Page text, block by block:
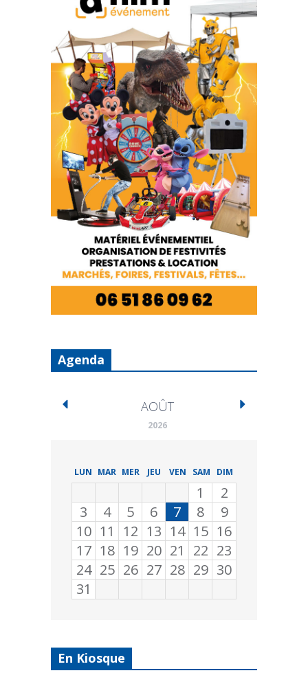
Agenda
AOÛT
2026
LUN MAR MER JEU VEN SAM DIM
1
2
3
4 5 6 7 8
9
10 11 12 13 14 15 16
17 18 19 20 21 22 23
24 25 26 27 28 29 30
31
En Kiosque